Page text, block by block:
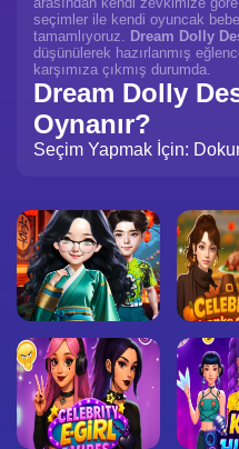
seçimler ile kendi oyuncak
tamamlıyoruz. Dream Dolly
düşünülerek hazırlanmış
karşımıza çıkmış durumda.
Dream Dolly
Oynanır?
Seçim Yapmak İçin: